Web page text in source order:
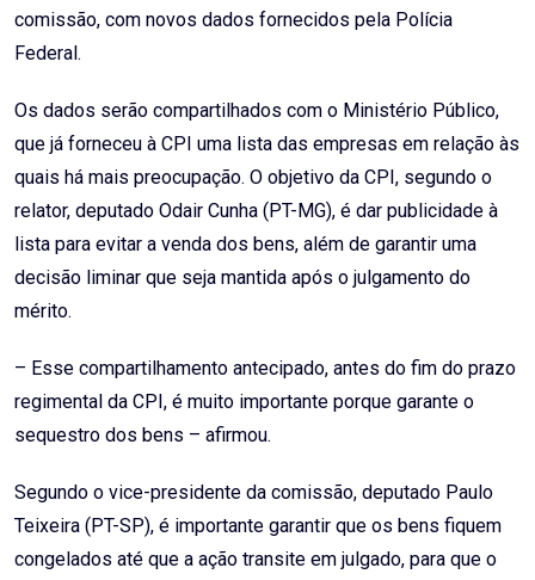
comissão, com novos dados fornecidos pela Polícia
Federal.
Os dados serão compartilhados com o Ministério Público,
que já forneceu à CPI uma lista das empresas em relação às
quais há mais preocupação. O objetivo da CPI, segundo o
relator, deputado Odair Cunha (PT-MG), é dar publicidade à
lista para evitar a venda dos bens, além de garantir uma
decisão liminar que seja mantida após o julgamento do
mérito.
– Esse compartilhamento antecipado, antes do fim do prazo
regimental da CPI, é muito importante porque garante o
sequestro dos bens – afirmou.
Segundo o vice-presidente da comissão, deputado Paulo
Teixeira (PT-SP), é importante garantir que os bens fiquem
congelados até que a ação transite em julgado, para que o